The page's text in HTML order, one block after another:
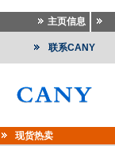
主页信息
联系CANY
现货热卖